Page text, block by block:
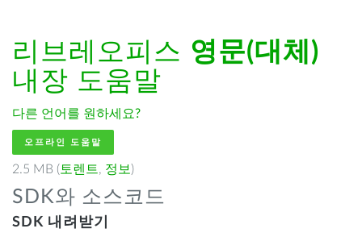
리브레오피스 영문(대체)
내장 도움말
다른 언어를 원하세요?
오프라인 도움말
2.5 MB ( 토렌트, 정보 )
SDK와 소스코드
SDK 내려받기